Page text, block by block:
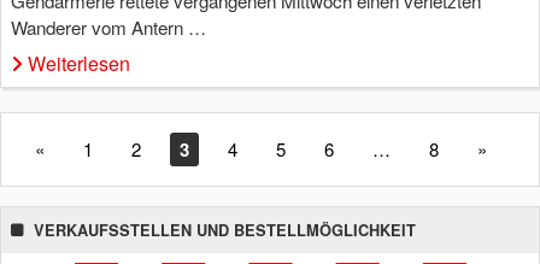
Wanderer vom Antern …
Weiterlesen
« 1 2 3 4 5 6 … 8 »
VERKAUFSSTELLEN UND BESTELLMÖGLICHKEIT